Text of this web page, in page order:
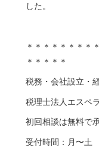
した。
＊＊＊＊＊＊＊＊
＊＊＊＊＊
税務・会社設立・
税理士法人エスペ
初回相談は無料で
受付時間：月〜